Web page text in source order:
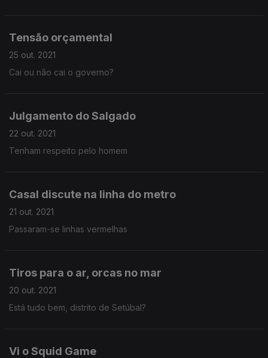
Tensão orçamental
25 out. 2021
Cai ou não cai o governo?
Julgamento do Salgado
22 out. 2021
Tenham respeito pelo homem
Casal discute na linha do metro
21 out. 2021
Passaram-se linhas vermelhas
Tiros para o ar, orcas no mar
20 out. 2021
Está tudo bem, distrito de Setúbal?
Vi o Squid Game